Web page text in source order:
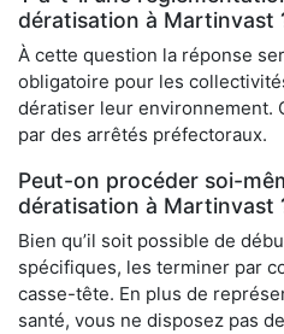
dératisation à Martinvast
À cette question la réponse
obligatoire pour les
dératiser leur environnement.
par des arrêtés préfectoraux.
Peut-on procéder soi-
dératisation à Martinvast
Bien qu’il soit possible de
spécifiques, les terminer par
casse-tête. En plus de
santé, vous ne disposez pas